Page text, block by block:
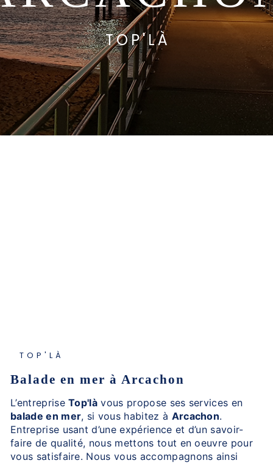
TOP'LÀ
TOP'LÀ
balade en mer à Arcachon
L’entrepriseTop'là vous propose ses services en
balade en mer, si vous habitez à Arcachon.
Entreprise usant d’une expérience et d’un savoir-
faire de qualité, nous mettons tout en oeuvre pour
vous satisfaire. Nous vous accompagnons ainsi